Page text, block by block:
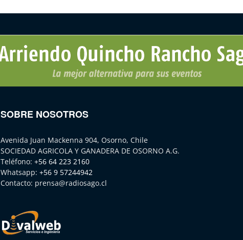
SOBRE NOSOTROS
Avenida Juan Mackenna 904, Osorno, Chile
SOCIEDAD AGRICOLA Y GANADERA DE OSORNO A.G.
Teléfono: +56 64 223 2160
Whatsapp: +56 9 57244942
Contacto: prensa@radiosago.cl